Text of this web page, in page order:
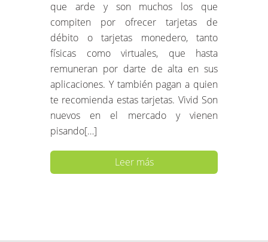
que arde y son muchos los que
compiten por ofrecer tarjetas de
débito o tarjetas monedero, tanto
físicas como virtuales, que hasta
remuneran por darte de alta en sus
aplicaciones. Y también pagan a quien
te recomienda estas tarjetas. Vivid Son
nuevos en el mercado y vienen
pisando[…]
Leer más